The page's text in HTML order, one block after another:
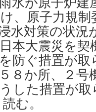
、原子力規
水対策の状
本大震災を
防ぐ措置が
８か所、２
した措置が
む。